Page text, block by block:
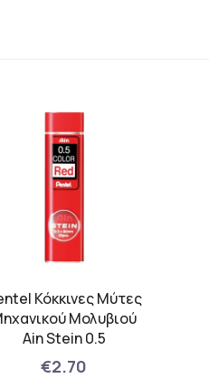
Κόκκινες Μύτες
Μολυβιού
Ain Stein 0.5
€2.70